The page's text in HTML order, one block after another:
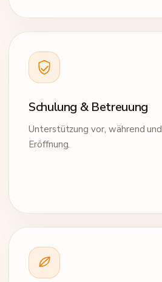
Schulung & Betreuung
Unterstützung vor, während
Eröffnung.